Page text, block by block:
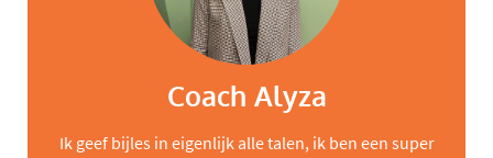
Coach Alyza
Ik geef bijles in eigenlijk alle talen, ik ben een super